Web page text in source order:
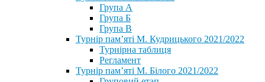
Група А
Група Б
Група В
Турнір пам’яті М. Кудрицького 2021/2022
Турнірна таблиця
Регламент
Турнір пам’яті М. Білого 2021/2022